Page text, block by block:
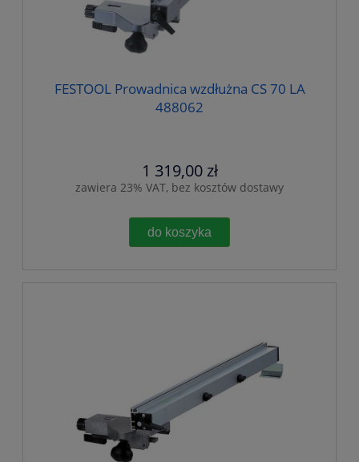
FESTOOL Prowadnica wzdłużna CS 70 LA
488062
1 319,00 zł
zawiera 23% VAT, bez kosztów dostawy
do koszyka